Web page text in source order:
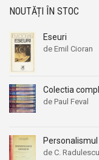
NOUTĂȚI ÎN STOC
Eseuri
de Emil Cioran
Colectia
de Paul Feval
de C.